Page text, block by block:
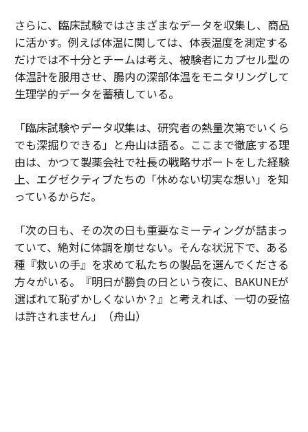
さらに、臨床試験ではさまざまなデータを収集し、商品
に活かす。例えば体温に関しては、体表温度を測定する
だけでは不十分とチームは考え、被験者にカプセル型の
体温計を服用させ、腸内の深部体温をモニタリングして
生理学的データを蓄積している。
「臨床試験やデータ収集は、研究者の熱量次第でいくら
でも深掘りできる」と舟山は語る。ここまで徹底する理
由は、かつて製薬会社で社長の戦略サポートをした経験
上、エグゼクティブたちの「休めない切実な想い」を知
っているからだ。
「次の日も、その次の日も重要なミーティングが詰まっ
ていて、絶対に体調を崩せない。そんな状況下で、ある
種『救いの手』を求めて私たちの製品を選んでくださる
方々がいる。『明日が勝負の日という夜に、BAKUNEが
選ばれて恥ずかしくないか？』と考えれば、一切の妥協
は許されません」（舟山）